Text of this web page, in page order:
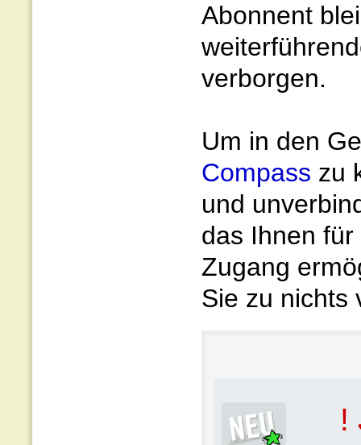
Abonnent
verborgen.
Um in den
Compass zu
und
das Ihnen
Zugang
Sie zu nichts
!